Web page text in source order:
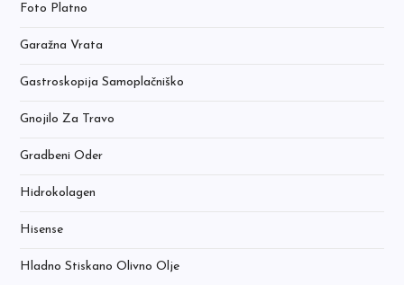
Foto Platno
Garažna Vrata
Gastroskopija Samoplačniško
Gnojilo Za Travo
Gradbeni Oder
Hidrokolagen
Hisense
Hladno Stiskano Olivno Olje